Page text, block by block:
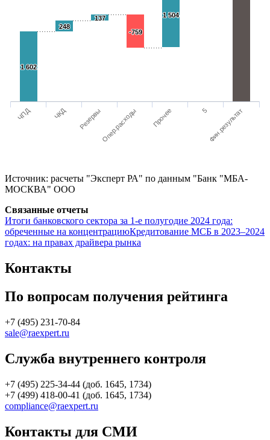
1 602
1 602
248
248
137
137
-759
-759
1 504
1 504
ЧПД ЧКД Резервы Опер.расходы Прочее 5 Фин.результат
Источник: расчеты "Эксперт РА" по данным "Банк "МБА-
МОСКВА" ООО
Связанные отчеты
Итоги банковского сектора за 1-е полугодие 2024 года:
обреченные на концентрациюКредитование МСБ в 2023–2024
годах: на правах драйвера рынка
Контакты
По вопросам получения рейтинга
+7 (495) 231-70-84
sale@raexpert.ru
Служба внутреннего контроля
+7 (495) 225-34-44 (доб. 1645, 1734)
+7 (499) 418-00-41 (доб. 1645, 1734)
compliance@raexpert.ru
Контакты для СМИ